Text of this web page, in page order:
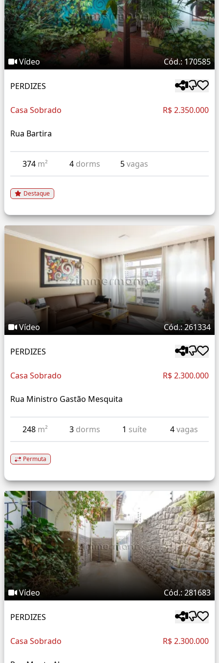
Vídeo Cód.: 170585
PERDIZES
Casa Sobrado R$ 2.350.000
Rua Bartira
374 m² 4 dorms 5vagas
Destaque
Vídeo Cód.: 261334
PERDIZES
Casa Sobrado R$ 2.300.000
Rua Ministro Gastão Mesquita
248 m² 3 dorms 1 suíte 4vagas
Permuta
Vídeo Cód.: 281683
PERDIZES
Casa Sobrado R$ 2.300.000